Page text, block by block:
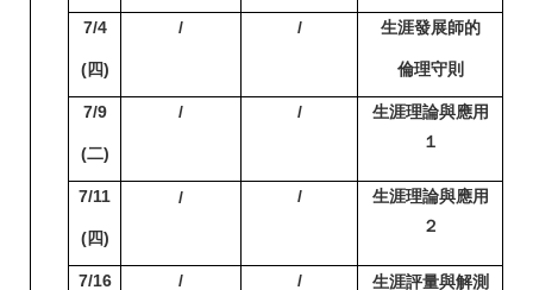
7/4
(四)
/ / 生涯發展師的
倫理守則
7/9
(二)
/ /
生涯理論與應用
１
7/11
(四)
/ /
生涯理論與應用
２
7/16 / /
生涯評量與解測